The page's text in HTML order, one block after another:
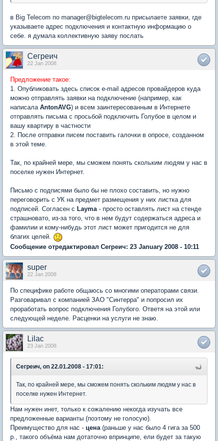
в Big Telecom по manager@bigtelecom.ru присылаете заявки, где
указываете адрес подключения и контактную информацию о
себе. я думала коллективную заяву послать
Сегреич
22 Jan 2008
Предложение такое:
1. Опубликовать здесь список e-mail адресов провайдеров куда
можно отправлять заявки на подключение (например, как
написала AntonAVG) и всем заинтересованным в Интернете
отправлять письма с просьбой подключить Голубое в целом и
вашу квартиру в частности
2. После отправки писем поставить галочки в опросе, созданном
в этой теме.
Так, по крайней мере, мы сможем понять скольким людям у нас в
поселке нужен Интернет.
Письмо с подписями было бы не плохо составить, но нужно
переговорить с УК на предмет размещения у них листка для
подписей. Согласен с Layma- просто оставлять лист на стенде
страшновато, из-за того, что в нем будут содержаться адреса и
фамилии и кому-нибудь этот лист может пригодится не для
благих целей.
Сообщение отредактировал Сегреич: 23 January 2008 - 10:11
super
22 Jan 2008
По специфике работе общаюсь со многими операторами связи.
Разговаривал с компанией ЗАО "Синтерра" и попросил их
проработать вопрос подключения Голубого. Ответя на этой или
следующей неделе. Расценки на услуги не знаю.
Lilac
23 Jan 2008
Сегреич, on 22.01.2008 - 17:01:
Так, по крайней мере, мы сможем понять скольким людям у нас в
поселке нужен Интернет.
Нам нужен инет, только к сожалению некогда изучать все
предложенные варианты (поэтому не голосую).
Преимущество для нас - цена (раньше у нас было 4 гига за 500
р., такого объёма нам дотаточно впринципе, ели будет за такую